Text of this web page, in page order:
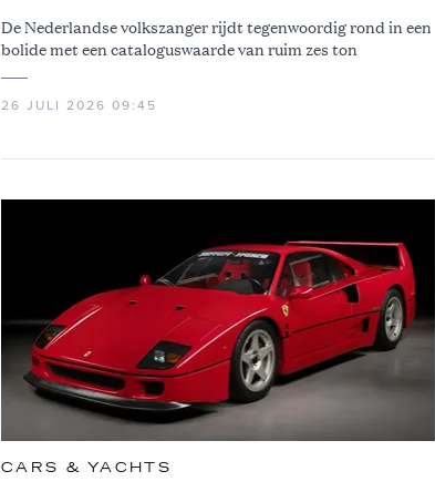
De Nederlandse volkszanger rijdt tegenwoordig rond in een
bolide met een cataloguswaarde van ruim zes ton
26 JULI 2026 09:45
CARS & YACHTS